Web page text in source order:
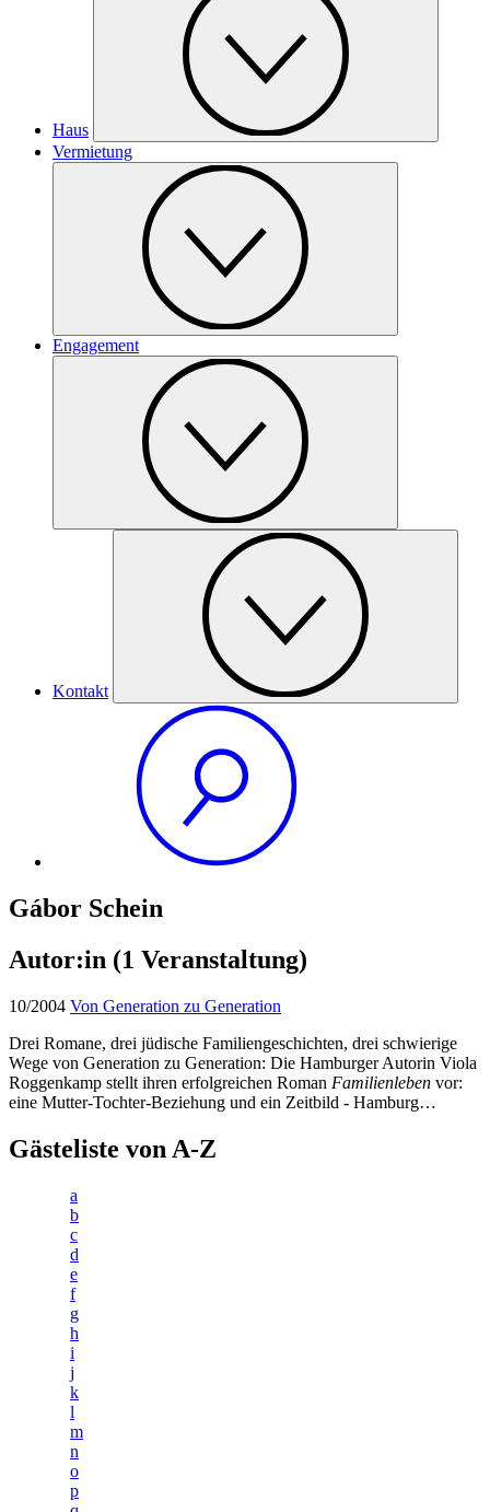
Haus
Vermietung
Engagement
Kontakt
Gábor Schein
Autor:in (1 Veranstaltung)
10/2004 Von Generation zu Generation
Drei Romane, drei jüdische Familiengeschichten, drei schwierige
Wege von Generation zu Generation: Die Hamburger Autorin Viola
Roggenkamp stellt ihren erfolgreichen Roman Familienleben vor:
eine Mutter-Tochter-Beziehung und ein Zeitbild - Hamburg…
Gästeliste von A-Z
a
b
c
d
e
f
g
h
i
j
k
l
m
n
o
p